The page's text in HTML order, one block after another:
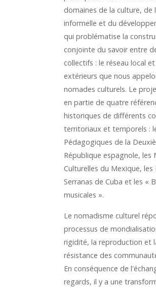
domaines de la culture, de
informelle et du
qui problématise la
conjointe du savoir entre
collectifs : le réseau local
extérieurs que nous
nomades culturels. Le
en partie de quatre
historiques de différents
territoriaux et temporels :
Pédagogiques de la
République espagnole, les
Culturelles du Mexique, les
Serranas de Cuba et les «
musicales ».
Le nomadisme culturel
processus de
rigidité, la reproduction et
résistance des
En conséquence de
regards, il y a une